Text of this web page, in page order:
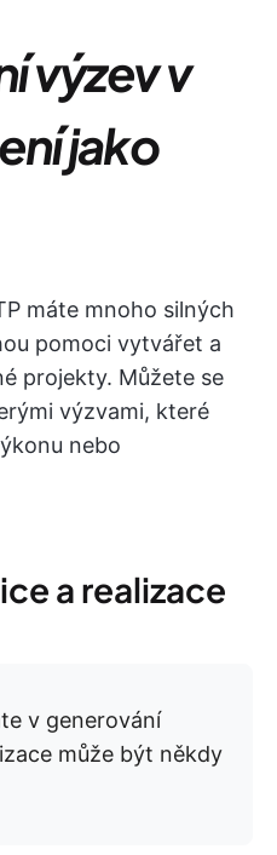
výzev v
jako
máte mnoho silných
pomoci vytvářet a
projekty. Můžete se
výzvami, které
nebo
a realizace
v generování
může být někdy